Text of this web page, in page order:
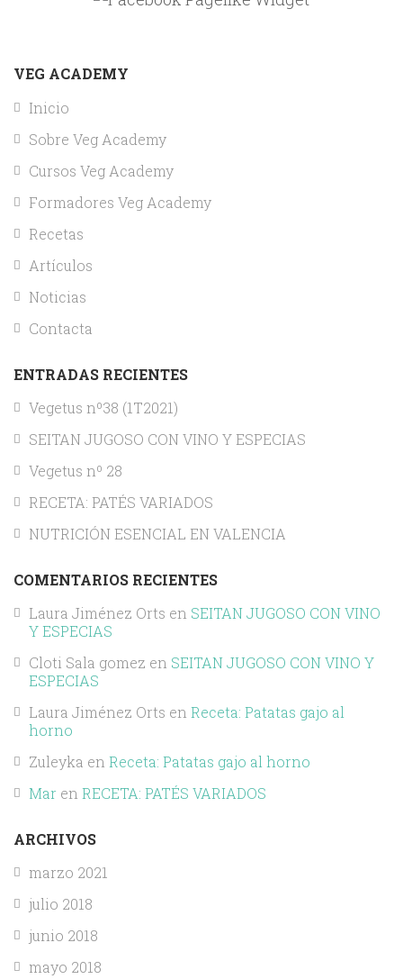
VEG ACADEMY
Inicio
Sobre Veg Academy
Cursos Veg Academy
Formadores Veg Academy
Recetas
Artículos
Noticias
Contacta
ENTRADAS RECIENTES
Vegetus nº38 (1T2021)
SEITAN JUGOSO CON VINO Y ESPECIAS
Vegetus nº 28
RECETA: PATÉS VARIADOS
NUTRICIÓN ESENCIAL EN VALENCIA
COMENTARIOS RECIENTES
Laura Jiménez Orts en SEITAN JUGOSO CON VINO
Y ESPECIAS
Cloti Sala gomez en SEITAN JUGOSO CON VINO Y
ESPECIAS
Laura Jiménez Orts en Receta: Patatas gajo al
horno
Zuleyka en Receta: Patatas gajo al horno
Mar en RECETA: PATÉS VARIADOS
ARCHIVOS
marzo 2021
julio 2018
junio 2018
mayo 2018